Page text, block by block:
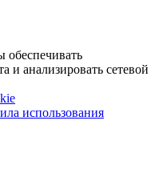
и анализировать сетевой
использования